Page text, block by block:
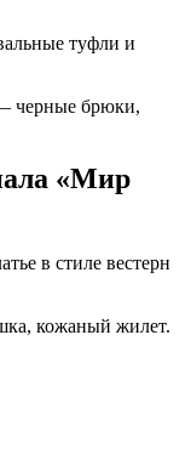
туфли и
черные брюки,
«Мир
в стиле вестерн
кожаный жилет.